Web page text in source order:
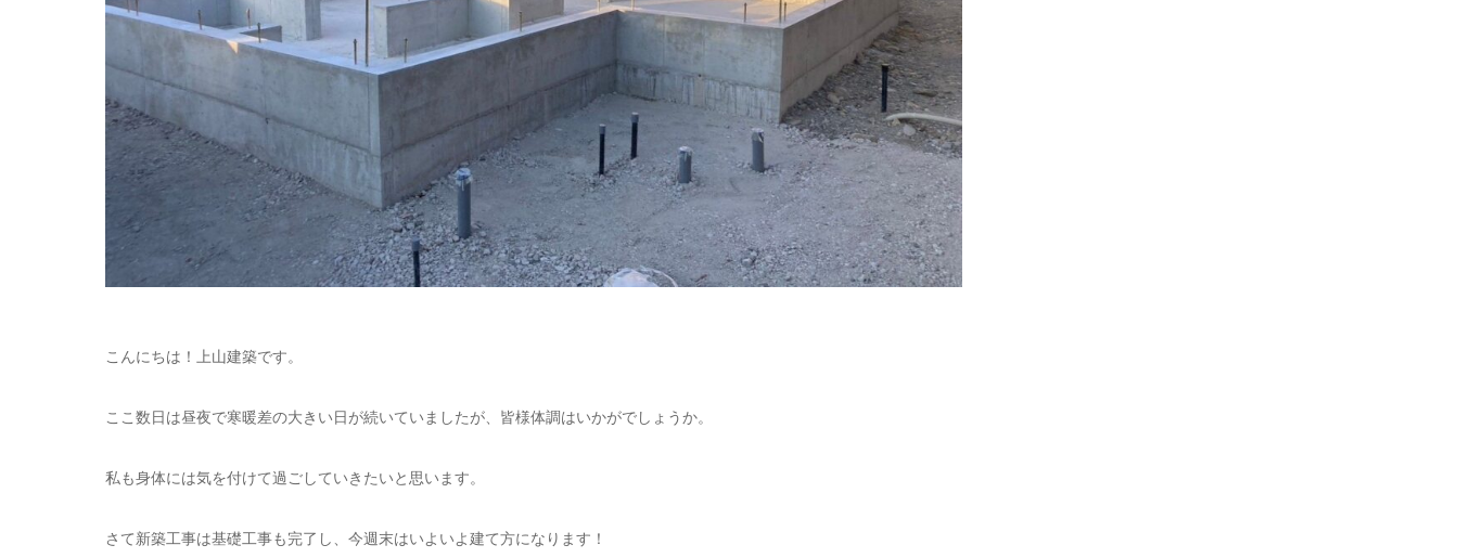
こんにちは！上山建築です。
ここ数日は昼夜で寒暖差の大きい日が続いていましたが、皆様体調はいかがでしょうか。
私も身体には気を付けて過ごしていきたいと思います。
さて新築工事は基礎工事も完了し、今週末はいよいよ建て方になります！